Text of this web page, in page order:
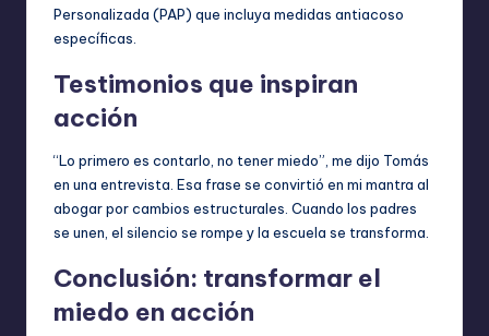
Personalizada (PAP) que incluya medidas antiacoso
específicas.
Testimonios que inspiran
acción
“Lo primero es contarlo, no tener miedo”, me dijo Tomás
en una entrevista. Esa frase se convirtió en mi mantra al
abogar por cambios estructurales. Cuando los padres
se unen, el silencio se rompe y la escuela se transforma.
Conclusión: transformar el
miedo en acción